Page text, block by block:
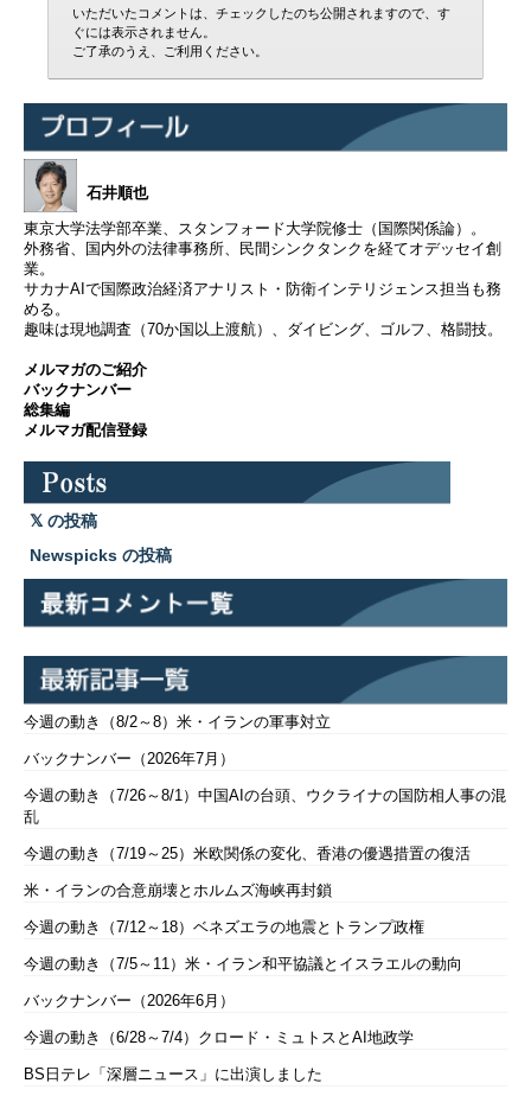
いただいたコメントは、チェックしたのち公開されますので、す
ぐには表示されません。
ご了承のうえ、ご利用ください。
石井順也
東京大学法学部卒業、スタンフォード大学院修士（国際関係論）。
外務省、国内外の法律事務所、民間シンクタンクを経てオデッセイ創
業。
サカナAIで国際政治経済アナリスト・防衛インテリジェンス担当も務
める。
趣味は現地調査（70か国以上渡航）、ダイビング、ゴルフ、格闘技。
メルマガのご紹介
バックナンバー
総集編
メルマガ配信登録
の投稿
Newspicks の投稿
今週の動き（8/2～8）米・イランの軍事対立
バックナンバー（2026年7月）
今週の動き（7/26～8/1）中国AIの台頭、ウクライナの国防相人事の混
乱
今週の動き（7/19～25）米欧関係の変化、香港の優遇措置の復活
米・イランの合意崩壊とホルムズ海峡再封鎖
今週の動き（7/12～18）ベネズエラの地震とトランプ政権
今週の動き（7/5～11）米・イラン和平協議とイスラエルの動向
バックナンバー（2026年6月）
今週の動き（6/28～7/4）クロード・ミュトスとAI地政学
BS日テレ「深層ニュース」に出演しました